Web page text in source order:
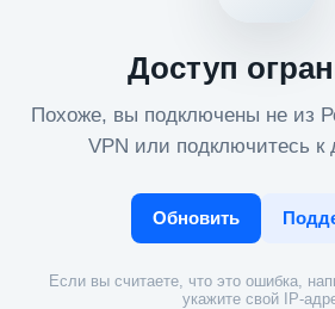
Доступ
Похоже, вы подключены не из
VPN или подключитесь к
Обновить
Если вы считаете, что это ошибка,
укажите свой IP-